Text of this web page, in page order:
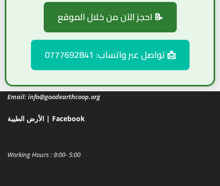
📝 احجز الآن من خلال الموقع
📩 تواصل عبر واتساب: 0777692841
Email: info@goodearthcoop.org
الأرض الطيبة | Facebook
Working Hours : 9:00- 5:00